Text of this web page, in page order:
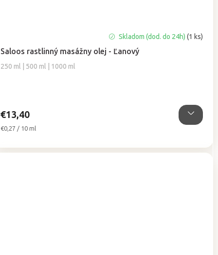
Saloos rastlinný masážny olej - Ľanový
250 ml | 500 ml | 1000 ml
Skladom (dod. do 24h) (1 ks)
€13,40
Jednotková
€0,27 / 10 ml